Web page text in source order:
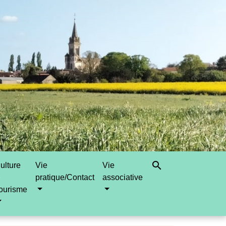
Vie
pratique/Contact
Vie
associative
search